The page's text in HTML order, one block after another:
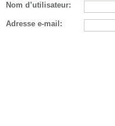
Nom d’utilisateur:
Adresse e-mail: